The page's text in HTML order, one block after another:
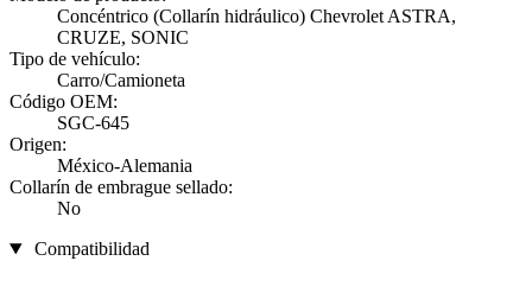
Concéntrico (Collarín hidráulico) Chevrolet ASTRA,
CRUZE, SONIC
Tipo de vehículo:
Carro/Camioneta
Código OEM:
SGC-645
Origen:
México-Alemania
Collarín de embrague sellado:
No
Compatibilidad